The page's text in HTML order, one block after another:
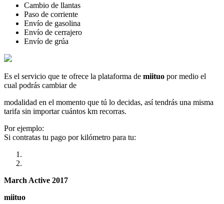
Cambio de llantas
Paso de corriente
Envío de gasolina
Envío de cerrajero
Envío de grúa
Es el servicio que te ofrece la plataforma de miituo por medio el
cual podrás cambiar de
modalidad en el momento que tú lo decidas, así tendrás una misma
tarifa sin importar cuántos km recorras.
Por ejemplo:
Si contratas tu pago por kilómetro para tu:
March Active 2017
miituo